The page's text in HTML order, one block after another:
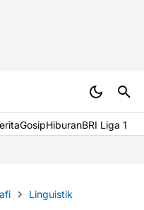
GosipHiburanBRI Liga 1
Linguistik